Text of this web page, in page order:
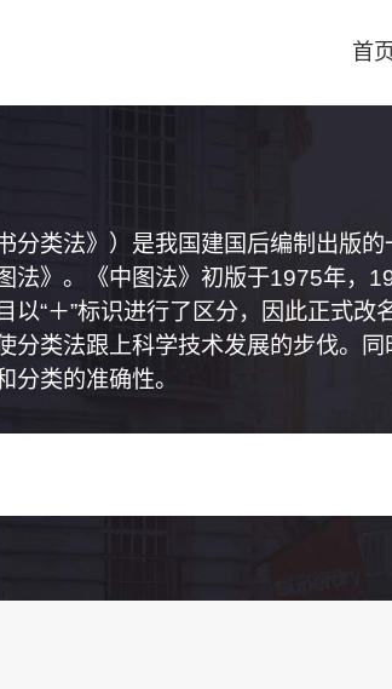
首页
分类法》）是我国建国后编制出版
法》。《中图法》初版于1975年，
“＋”标识进行了区分，因此正式
分类法跟上科学技术发展的步伐。
分类的准确性。